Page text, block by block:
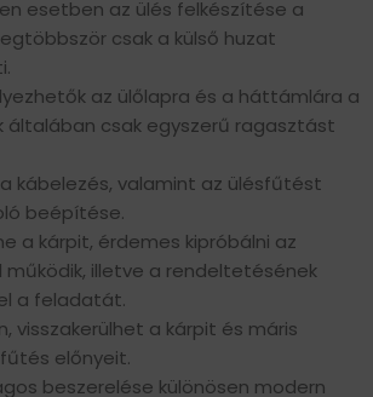
esetben az ülés felkészítése a
csak a külső huzat
az ülőlapra és a háttámlára a
általában csak egyszerű ragasztást
kábelezés, valamint az ülésfűtést
beépítése.
a kárpit, érdemes kipróbálni az
illetve a rendeltetésének
a feladatát.
visszakerülhet a kárpit és máris
előnyeit.
beszerelése különösen modern